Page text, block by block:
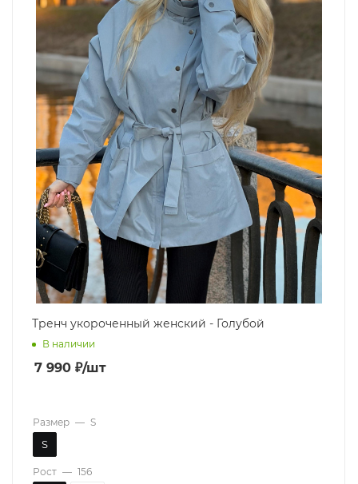
Тренч укороченный женский - Голубой
В наличии
7 990 ₽/шт
Размер — S
S
Рост — 156